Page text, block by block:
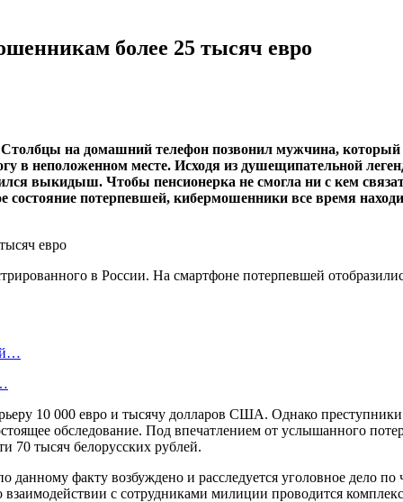
более 25 тысяч евро
на домашний телефон позвонил мужчина,
в неположенном месте. Исходя из душещипательной
выкидыш. Чтобы пенсионерка не смогла ни с кем
состояние потерпевшей, кибермошенники все время
в России. На смартфоне потерпевшей
10 000 евро и тысячу долларов США. Однако
обследование. Под впечатлением от услышанного
70 тысяч белорусских рублей.
факту возбуждено и расследуется уголовное дело
взаимодействии с сотрудниками милиции проводится